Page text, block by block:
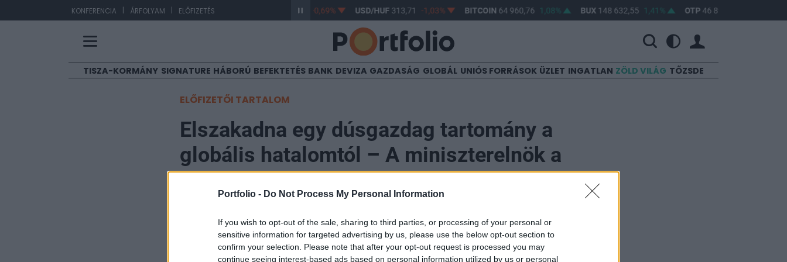
Portfolio - Do Not Process My Personal Information
If you wish to opt-out of the sale, sharing to third parties, or processing of your personal or
sensitive information for targeted advertising by us, please use the below opt-out section to
confirm your selection. Please note that after your opt-out request is processed you may
continue seeing interest-based ads based on personal information utilized by us or personal
KONFERENCIA | ÁRFOLYAM | ELŐFIZETÉS 362,88 -0,69% USD/HUF313,71 -1,03% BITCOIN64 960,76 1,08% BUX148 632,55 1,41% OTP46 890
TISZA-KORMÁNY SIGNATURE HÁBORÚ BEFEKTETÉS BANK DEVIZA GAZDASÁG GLOBÁL UNIÓS FORRÁSOK ÜZLET INGATLAN ZÖLD VILÁG TŐZSDE
ELŐFIZETŐI TARTALOM
Elszakadna egy dúsgazdag tartomány a
globális hatalomtól – A miniszterelnök a
szavazókat győzködi
2026. május 22. 17:27
Mark Carney kanadai miniszterelnök hangsúlyozta Alberta fontosságát az ország